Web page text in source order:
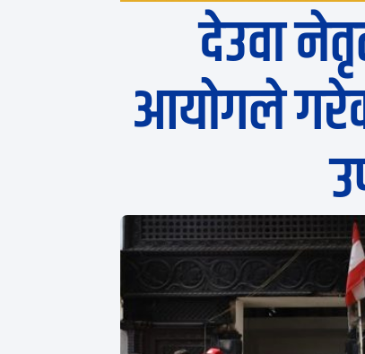
देउवा
आयोगले